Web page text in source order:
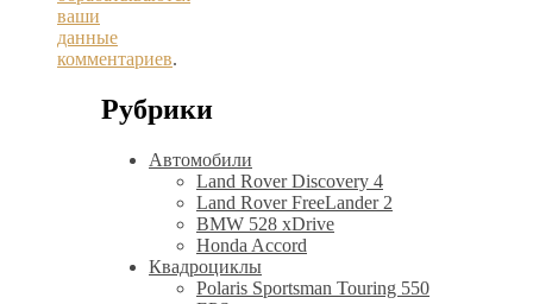
ваши
данные
комментариев.
Рубрики
Автомобили
Land Rover Discovery 4
Land Rover FreeLander 2
BMW 528 xDrive
Honda Accord
Квадроциклы
Polaris Sportsman Touring 550